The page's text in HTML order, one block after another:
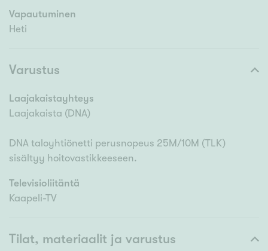
Vapautuminen
Heti
Varustus
Laajakaistayhteys
Laajakaista (DNA)
DNA taloyhtiönetti perusnopeus 25M/10M (TLK)
sisältyy hoitovastikkeeseen.
Televisioliitäntä
Kaapeli-TV
Tilat, materiaalit ja varustus